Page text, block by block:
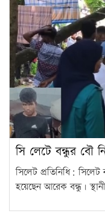
সি লেটে বন্ধুর বৌ
সিলেট প্রতিনিধি:
হয়েছেন আরেক বন্ধু।